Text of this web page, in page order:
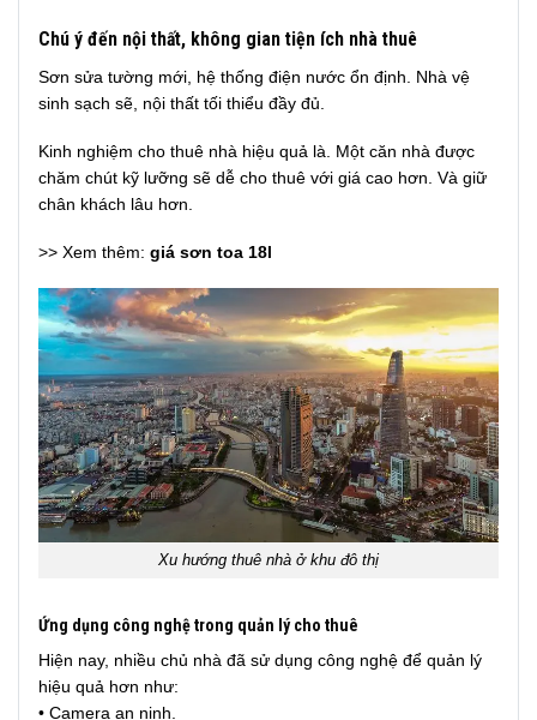
Chú ý đến nội thất, không gian tiện ích nhà thuê
Sơn sửa tường mới, hệ thống điện nước ổn định. Nhà vệ
sinh sạch sẽ, nội thất tối thiểu đầy đủ.
Kinh nghiệm cho thuê nhà hiệu quả là. Một căn nhà được
chăm chút kỹ lưỡng sẽ dễ cho thuê với giá cao hơn. Và giữ
chân khách lâu hơn.
>> Xem thêm: giá sơn toa 18l
Xu hướng thuê nhà ở khu đô thị
Ứng dụng công nghệ trong quản lý cho thuê
Hiện nay, nhiều chủ nhà đã sử dụng công nghệ để quản lý
hiệu quả hơn như:
• Camera an ninh.